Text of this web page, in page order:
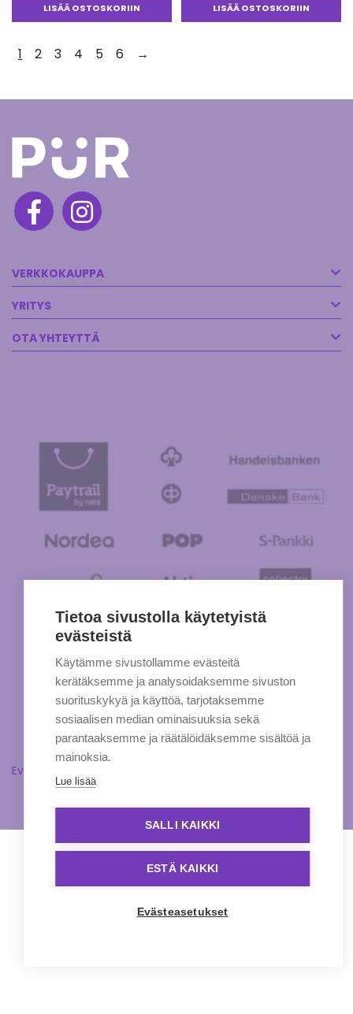
tuotteesta:LISÄÄ OSTOSKORIIN
tuotteesta:LISÄÄ OSTOSKORIIN
1 2 3 4 5 6 →
VERKKOKAUPPA
YRITYS
OTA YHTEYTTÄ
Evästeasetukset
Tietoa sivustolla käytetyistä
evästeistä
Käytämme sivustollamme evästeitä
kerätäksemme ja analysoidaksemme sivuston
suorituskykyä ja käyttöä, tarjotaksemme
sosiaalisen median ominaisuuksia sekä
parantaaksemme ja räätälöidäksemme sisältöä ja
mainoksia.
Lue lisää
SALLI KAIKKI
ESTÄ KAIKKI
Evästeasetukset